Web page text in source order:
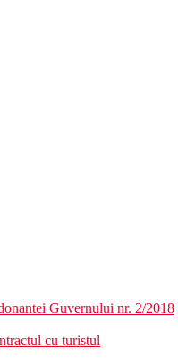
Guvernului nr. 2/2018
cu turistul